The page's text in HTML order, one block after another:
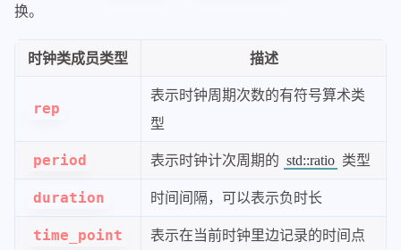
换。
时钟类成员类型 描述
rep
表示时钟周期次数的有符号算术类
型
period 表示时钟计次周期的 std::ratio 类型
duration 时间间隔，可以表示负时长
time_point 表示在当前时钟里边记录的时间点